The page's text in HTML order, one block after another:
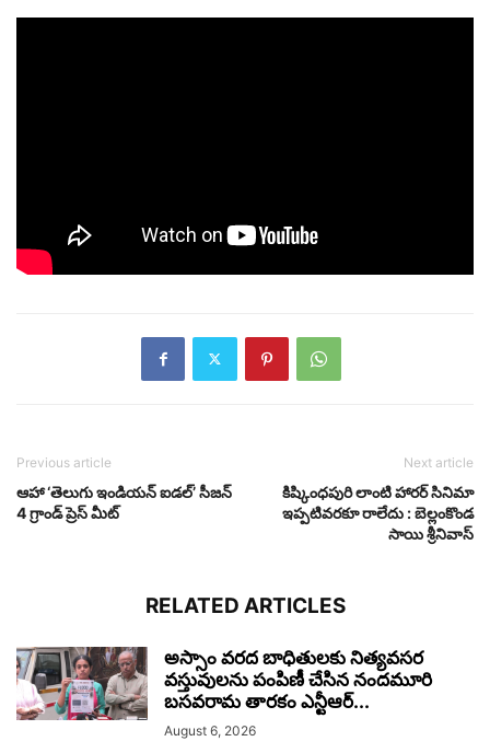
Previous article
ఆహా ‘తెలుగు ఇండియన్ ఐడల్’ సీజన్
4 గ్రాండ్ ప్రెస్ మీట్
Next article
కిష్కింధపురి లాంటి హారర్ సినిమా
ఇప్పటివరకూ రాలేదు : బెల్లంకొండ
సాయి శ్రీనివాస్
RELATED ARTICLES
అస్సాం వరద బాధితులకు నిత్యవసర
వస్తువులను పంపిణీ చేసిన నందమూరి
బసవరామ తారకం ఎన్టీఆర్...
August 6, 2026